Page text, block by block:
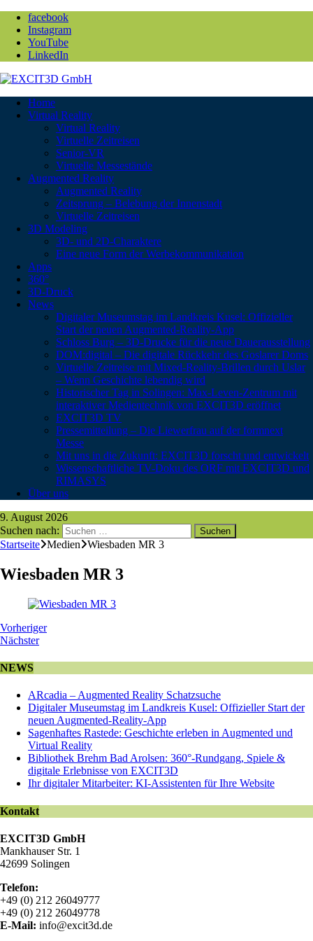
facebook
Instagram
YouTube
LinkedIn
Home
Virtual Reality
Virtual Reality
Virtuelle Zeitreisen
Senior-VR
Virtuelle Messestände
Augmented Reality
Augmented Reality
Zeitsprung – Belebung der Innenstadt
Virtuelle Zeitreisen
3D Modeling
3D- und 2D-Charaktere
Eine neue Form der Werbekommunikation
Apps
360°
3D-Druck
News
Digitaler Museumstag im Landkreis Kusel: Offizieller
Start der neuen Augmented-Reality-App
Schloss Burg – 3D-Drucke für die neue Dauerausstellung
DOM:digital – Die digitale Rückkehr des Goslarer Doms
Virtuelle Zeitreise mit Mixed-Reality-Brillen durch Uslar
– Wenn Geschichte lebendig wird
Historischer Tag in Solingen: Max-Leven-Zentrum mit
interaktiver Medientechnik von EXCIT3D eröffnet
EXCIT3D TV
Pressemitteilung – Die Liewerfrau auf der formnext
Messe
Mit uns in die Zukunft: EXCIT3D forscht und entwickelt
Wissenschaftliche TV-Doku des ORF mit EXCIT3D und
RIMASYS
Über uns
9. August 2026
Suchen nach:
Startseite Medien Wiesbaden MR 3
Wiesbaden MR 3
Vorheriger
Nächster
NEWS
ARcadia – Augmented Reality Schatzsuche
Digitaler Museumstag im Landkreis Kusel: Offizieller Start der
neuen Augmented-Reality-App
Sagenhaftes Rastede: Geschichte erleben in Augmented und
Virtual Reality
Bibliothek Brehm Bad Arolsen: 360°-Rundgang, Spiele &
digitale Erlebnisse von EXCIT3D
Ihr digitaler Mitarbeiter: KI-Assistenten für Ihre Website
Kontakt
EXCIT3D GmbH
Mankhauser Str. 1
42699 Solingen
Telefon:
+49 (0) 212 26049777
+49 (0) 212 26049778
E-Mail: info@excit3d.de